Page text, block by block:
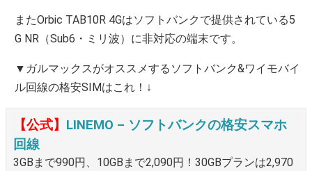
またOrbic TAB10R 4Gはソフトバンクで提供されている5
G NR（Sub6・ミリ波）に非対応の端末です。
▼ガルマックスがオススメするソフトバンク&ワイモバイ
ル回線の格安SIMはこれ！↓
【公式】 LINEMO – ソフトバンクの格安スマホ
回線
3GBまで990円、10GBまで2,090円！30GBプランは2,970